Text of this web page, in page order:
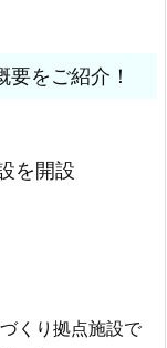
をご紹介！
を開設
くり拠点施設で